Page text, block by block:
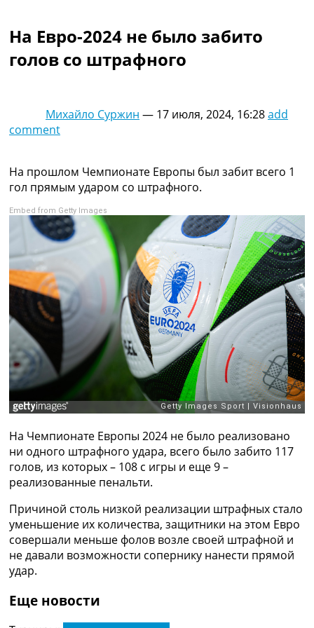
Турниры
Чемпионат Мира
Украина. Премьер-Лига
Украина. Первая Лига
Испания. Ла Лига
Таблицы групп Чемпионата Мира
Украина. Премьер-Лига
Украина. Первая Лига
Лига Чемпионов. Таблицы групп
Англия. Премьер-Лига
Испания. Ла Лига
Все таблицы >>>
Рейтинги
Рейтинг стран УЕФА
Рейтинг клубов УЕФА
Рейтинг ФИФА
ТВ программа
RU
UA
Categories
Главная
Новости футбола
Видео
Трансферы
Последние комментарии
Конкурс прогнозов
Логин
Рейтинги
Турниры
Чемпионат Мира
На Евро-2024 не было забито
голов со штрафного
Михайло Суржин — 17 июля, 2024, 16:28add
comment
На прошлом Чемпионате Европы был забит всего 1
гол прямым ударом со штрафного.
Embed from Getty Images
На Чемпионате Европы 2024 не было реализовано
ни одного штрафного удара, всего было забито 117
голов, из которых – 108 с игры и еще 9 –
реализованные пенальти.
Причиной столь низкой реализации штрафных стало
уменьшение их количества, защитники на этом Евро
совершали меньше фолов возле своей штрафной и
не давали возможности сопернику нанести прямой
удар.
Еще новости